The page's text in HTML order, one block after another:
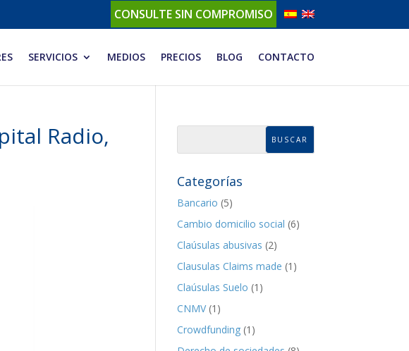
CONSULTE SIN COMPROMISO
SERVICIOS MEDIOS PRECIOS BLOG CONTACTO
Radio,
Categorías
Bancario (5)
Cambio domicilio social (6)
Claúsulas abusivas (2)
Clausulas Claims made (1)
Claúsulas Suelo (1)
CNMV(1)
Crowdfunding (1)